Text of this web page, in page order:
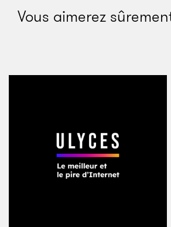
avant d’être capable de simuler
êtres de façon réaliste. Dans le
son passé (soit par manque
Dans le troisième scénario, les
de tels programmes – et nous en
donné que le nombre de
rapidement supérieur au nombre
Vous aimerez